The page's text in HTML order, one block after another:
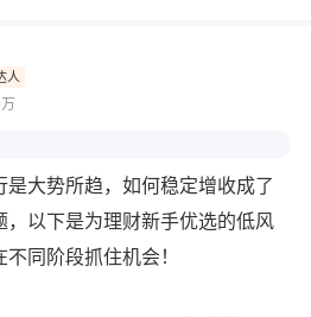
人
是大势所趋，如何稳定增收成了
，以下是为理财新手优选的低风
同阶段抓住机会！